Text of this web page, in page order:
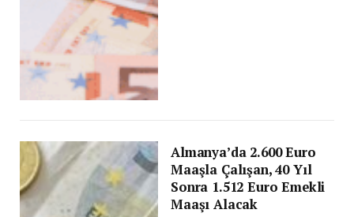
Almanya’da 2.600 Euro
Maaşla Çalışan, 40 Yıl
Sonra 1.512 Euro Emekli
Maaşı Alacak